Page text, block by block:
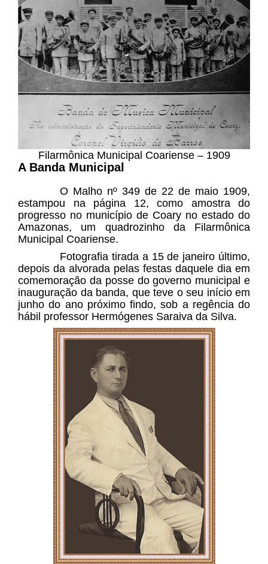
Filarmônica Municipal Coariense – 1909
A Banda Municipal
O Malho nº 349 de 22 de maio 1909,
estampou na página 12, como amostra do
progresso no município de Coary no estado do
Amazonas, um quadrozinho da Filarmônica
Municipal Coariense.
Fotografia tirada a 15 de janeiro último,
depois da alvorada pelas festas daquele dia em
comemoração da posse do governo municipal e
inauguração da banda, que teve o seu início em
junho do ano próximo findo, sob a regência do
hábil professor Hermógenes Saraiva da Silva.